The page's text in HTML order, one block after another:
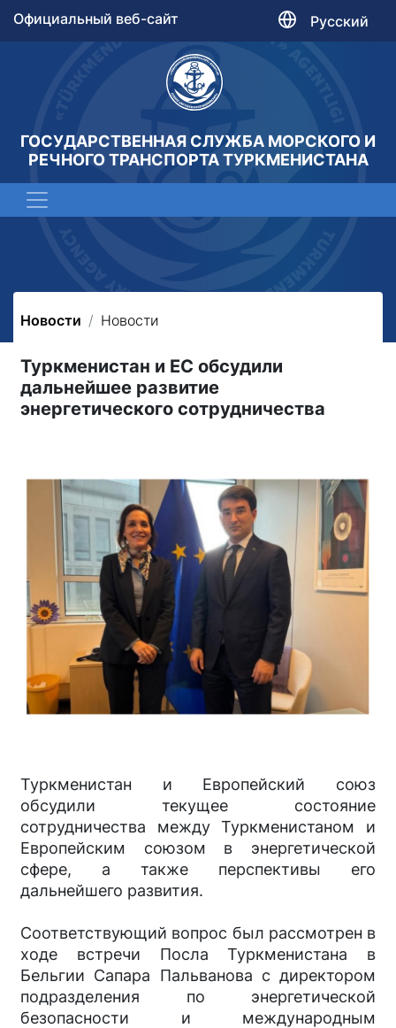
Официальный веб-сайт Русский
ГОСУДАРСТВЕННАЯ СЛУЖБА МОРСКОГО И
РЕЧНОГО ТРАНСПОРТА ТУРКМЕНИСТАНА
Новости Новости
Туркменистан и ЕС обсудили
дальнейшее развитие
энергетического сотрудничества
Туркменистан и Европейский союз
обсудили текущее состояние
сотрудничества между Туркменистаном и
Европейским союзом в энергетической
сфере, а также перспективы его
дальнейшего развития.
Соответствующий вопрос был рассмотрен в
ходе встречи Посла Туркменистана в
Бельгии Сапара Пальванова с директором
подразделения по энергетической
безопасности и международным